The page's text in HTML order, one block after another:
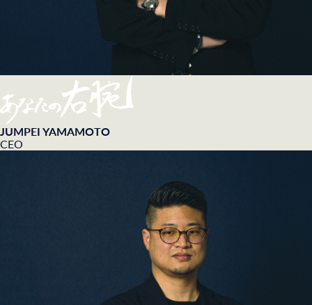
JUMPEI YAMAMOTO
CEO